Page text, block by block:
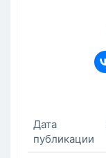
Дата
публикации